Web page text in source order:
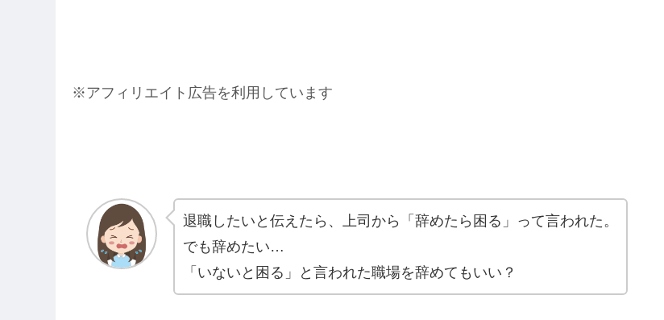
※アフィリエイト広告を利用しています
退職したいと伝えたら、上司から「辞めたら困る」って言われた。
でも辞めたい…
「いないと困る」と言われた職場を辞めてもいい？